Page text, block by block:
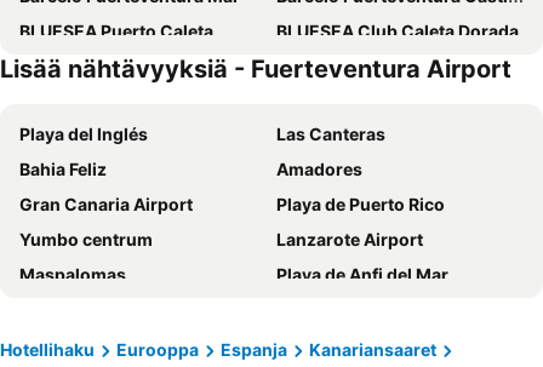
BLUESEA Puerto Caleta
BLUESEA Club Caleta Dorada
Hotel Chatur Costa Caleta
Broncemar Beach Suites
Shambhala Fuerteventura
Hotel Tamasite
Elba Palace Golf Boutique Hotel
Barceló Fuerteventura Royal Level
Horizonte Bay
Fuerteventura Puerto del Rosario Cataluña
La Casita di Fuerte
Hotel Rural Rosario Martin
Apartamentos Castillo Beach
Barcelo Fuerteventura Royal Level - Adults Only
marYsol
Casa Cocolores
Lisää nähtävyyksiä - Fuerteventura Airport
Playa del Inglés
Las Canteras
Bahia Feliz
Amadores
Gran Canaria Airport
Playa de Puerto Rico
Yumbo centrum
Lanzarote Airport
Maspalomas
Playa de Anfi del Mar
Vegueta
Parque Santa Catalina
Hotellihaku Eurooppa Espanja
Kanariansaaret